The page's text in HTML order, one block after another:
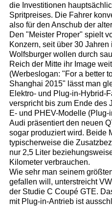
die Investitionen
Spritpreises. Die Fahrer
also für den Anschub der
Den "Meister Proper" spielt
Konzern, seit über 30
Wolfsburger wollen durch
Reich der Mitte ihr Image
(Werbeslogan: "For a better
Shanghai 2015" lässt man
Elektro- und Plug-in-Hybrid-
verspricht bis zum Ende des
E- und PHEV-Modelle
Audi präsentiert den neuen
sogar produziert wird. Beide
typischerweise die
nur 2,5 Liter
Kilometer verbrauchen.
Wie sehr man seinem
gefallen will, unterstreicht
der Studie C Coupé GTE.
mit Plug-in-Antrieb ist